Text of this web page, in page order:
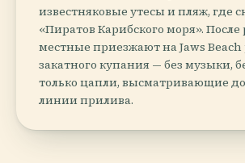
известняковые утесы и пляж, где
«Пиратов Карибского моря». После
местные приезжают на Jaws
закатного купания — без музыки,
только цапли, высматривающие
линии прилива.